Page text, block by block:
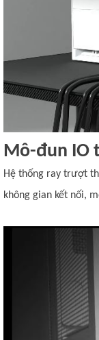
Mô-đun IO
Hệ thống ray trượt
không gian kết nối,